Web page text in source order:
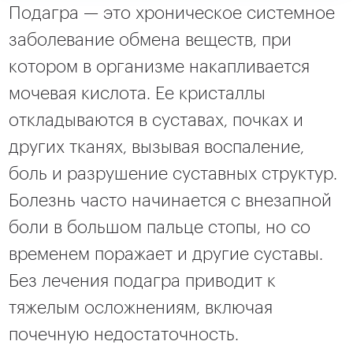
Подагра — это хроническое системное
заболевание обмена веществ, при
котором в организме накапливается
мочевая кислота. Ее кристаллы
откладываются в суставах, почках и
других тканях, вызывая воспаление,
боль и разрушение суставных структур.
Болезнь часто начинается с внезапной
боли в большом пальце стопы, но со
временем поражает и другие суставы.
Без лечения подагра приводит к
тяжелым осложнениям, включая
почечную недостаточность.